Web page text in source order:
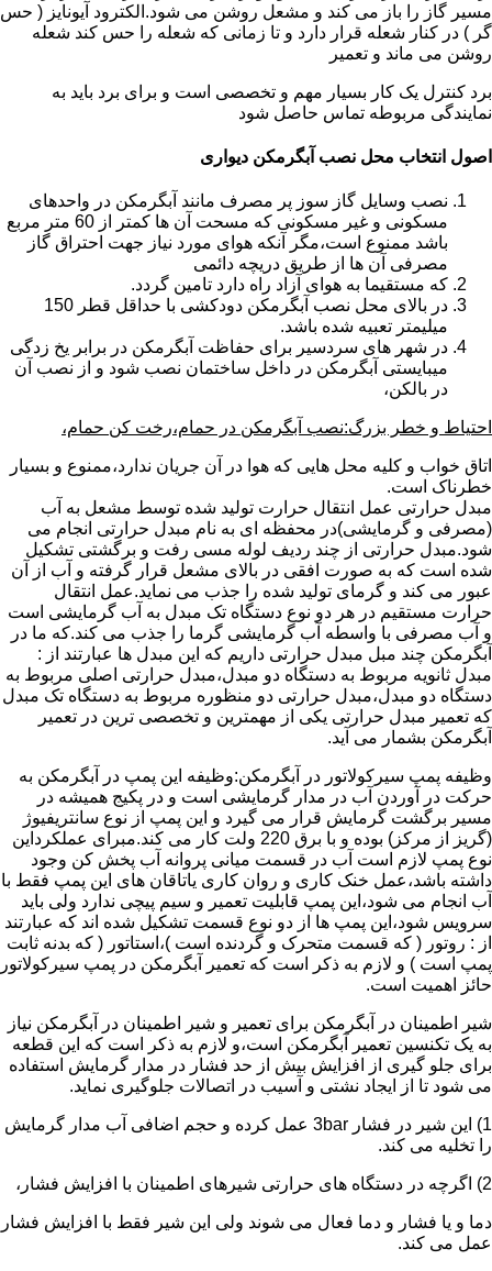
مسیر گاز را باز می کند و مشعل روشن می شود.الکترود آیونایز ( حس
گر ) در کنار شعله قرار دارد و تا زمانی که شعله را حس کند شعله
روشن می ماند و تعمیر
برد کنترل یک کار بسیار مهم و تخصصی است و برای برد باید به
نمایندگی مربوطه تماس حاصل شود
اصول انتخاب محل نصب آبگرمکن دیواری
نصب وسایل گاز سوز پر مصرف مانند آبگرمکن در واحدهای
مسکونی و غیر مسکونی که مسحت آن ها کمتر از 60 متر مربع
باشد ممنوع است،مگر آنکه هوای مورد نیاز جهت احتراق گاز
مصرفی آن ها از طریق دریچه دائمی
که مستقیما به هوای آزاد راه دارد تامین گردد.
در بالای محل نصب آبگرمکن دودکشی با حداقل قطر 150
میلیمتر تعبیه شده باشد.
در شهر های سردسیر برای حفاظت آبگرمکن در برابر یخ زدگی
میبایستی آبگرمکن در داخل ساختمان نصب شود و از نصب آن
در بالکن،
احتیاط و خطر بزرگ:نصب آبگرمکن در حمام،رخت کن حمام،
اتاق خواب و کلیه محل هایی که هوا در آن جریان ندارد،ممنوع و بسیار
خطرناک است.
مبدل حرارتی عمل انتقال حرارت تولید شده توسط مشعل به آب
(مصرفی و گرمایشی)در محفظه ای به نام مبدل حرارتی انجام می
شود.مبدل حرارتی از چند ردیف لوله مسی رفت و برگشتی تشکیل
شده است که به صورت افقی در بالای مشعل قرار گرفته و آب از آن
عبور می کند و گرمای تولید شده را جذب می نماید.عمل انتقال
حرارت مستقیم در هر دو نوع دستگاه تک مبدل به آب گرمایشی است
و آب مصرفی با واسطه آب گرمایشی گرما را جذب می کند.که ما در
آبگرمکن چند مبل مبدل حرارتی داریم که این مبدل ها عبارتند از :
مبدل ثانویه مربوط به دستگاه دو مبدل،مبدل حرارتی اصلی مربوط به
دستگاه دو مبدل،مبدل حرارتی دو منظوره مربوط به دستگاه تک مبدل
که تعمیر مبدل حرارتی یکی از مهمترین و تخصصی ترین در تعمیر
آبگرمکن بشمار می آید.
وظیفه پمپ سیرکولاتور در آبگرمکن:وظیفه این پمپ در آبگرمکن به
حرکت در آوردن آب در مدار گرمایشی است و در پکیج همیشه در
مسیر برگشت گرمایش قرار می گیرد و این پمپ از نوع سانتریفیوژ
(گریز از مرکز) بوده و با برق 220 ولت کار می کند.مبرای عملکرداین
نوع پمپ لازم است آب در قسمت میانی پروانه آب پخش کن وجود
داشته باشد،عمل خنک کاری و روان کاری یاتاقان های این پمپ فقط با
آب انجام می شود،این پمپ قابلیت تعمیر و سیم پیچی ندارد ولی باید
سرویس شود،این پمپ ها از دو نوع قسمت تشکیل شده اند که عبارتند
از : روتور ( که قسمت متحرک و گردنده است )،استاتور ( که بدنه ثابت
پمپ است ) و لازم به ذکر است که تعمیر آبگرمکن در پمپ سیرکولاتور
حائز اهمیت است.
شیر اطمینان در آبگرمکن برای تعمیر و شیر اطمینان در آبگرمکن نیاز
به یک تکنسین تعمیر آبگرمکن است،و لازم به ذکر است که این قطعه
برای جلو گیری از افزایش بیش از حد فشار در مدار گرمایش استفاده
می شود تا از ایجاد نشتی و آسیب در اتصالات جلوگیری نماید.
1) این شیر در فشار 3bar عمل کرده و حجم اضافی آب مدار گرمایش
را تخلیه می کند.
2) اگرچه در دستگاه های حرارتی شیرهای اطمینان با افزایش فشار،
دما و یا فشار و دما فعال می شوند ولی این شیر فقط با افزایش فشار
عمل می کند.